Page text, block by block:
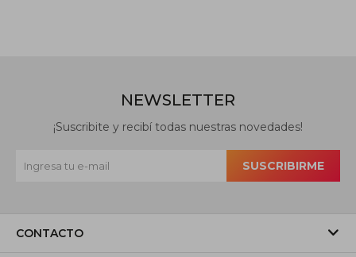
CONTACTO
NEWSLETTER
¡Suscribite y recibí todas nuestras novedades!
SUSCRIBIRME